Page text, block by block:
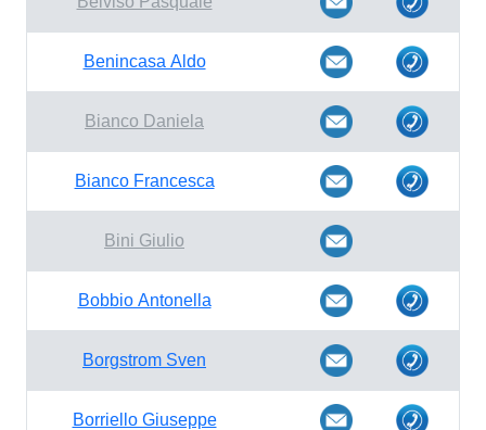
Benincasa Aldo
Bianco Daniela
Bianco Francesca
Bini Giulio
Bobbio Antonella
Borgstrom Sven
Borriello Giuseppe